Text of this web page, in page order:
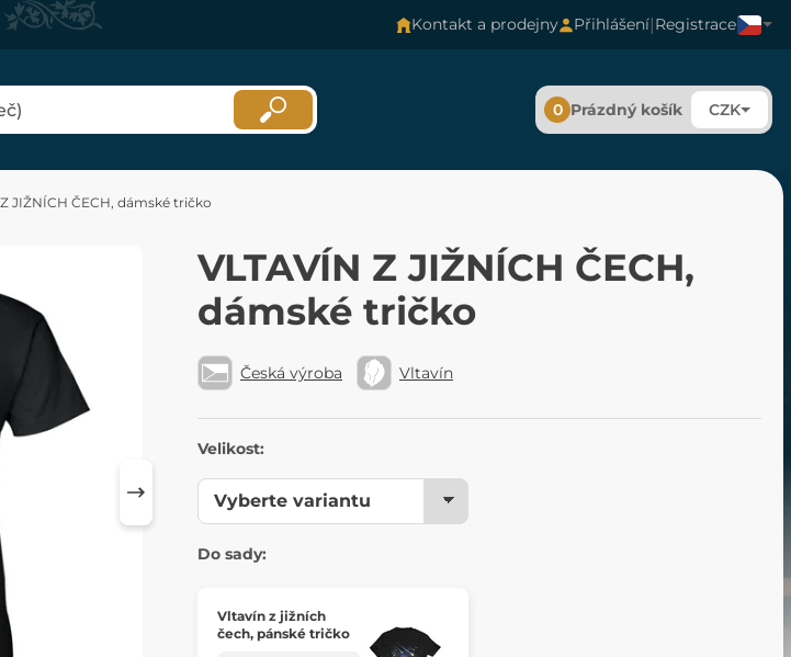
Kontakt a prodejny Přihlášení|Registrace
0 Prázdný košík CZK
JIŽNÍCH ČECH, dámské tričko
VLTAVÍN Z JIŽNÍCH ČECH,
dámské tričko
Česká výroba Vltavín
Velikost:
Do sady:
Vltavín z jižních
čech, pánské tričko